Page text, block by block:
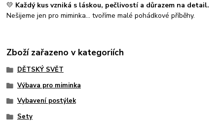
💛 Každý kus vzniká s láskou, pečlivostí a důrazem na detail.
Nešijeme jen pro miminka… tvoříme malé pohádkové příběhy.
Zboží zařazeno v kategoriích
DĚTSKÝ SVĚT
Výbava pro miminka
Vybavení postýlek
Sety